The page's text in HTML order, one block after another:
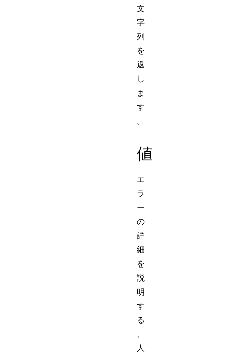
文
字
列
を
返
し
ま
す
。
値
エ
ラ
ー
の
詳
細
を
説
明
す
る
、
人